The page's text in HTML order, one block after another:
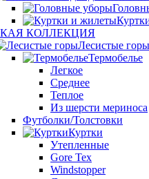
КОЛЛЕКЦИЯ
Лесистые горы
Термобелье
Легкое
Среднее
Теплое
Из шерсти мериноса
Футболки/Толстовки
Куртки
Утепленные
Gore Tex
Windstopper